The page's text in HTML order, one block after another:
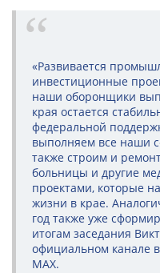
«Развивается
инвестиционные
наши оборонщики
края остается
федеральной
выполняем все наши
также строим и
больницы и другие
проектами, которые
жизни в крае.
год также уже
итогам заседания
официальном канале
МАХ.